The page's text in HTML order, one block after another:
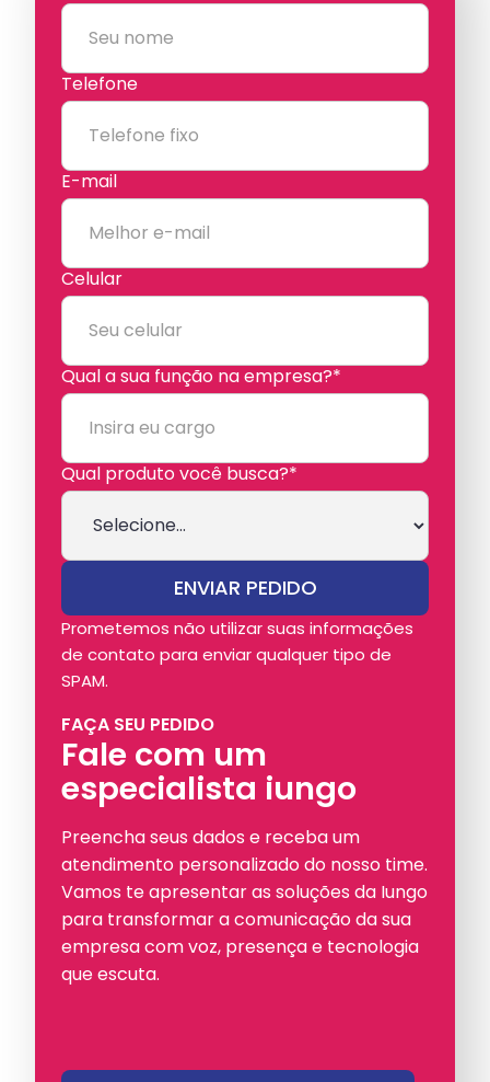
FAÇA SEU PEDIDO
Fale com um
especialista iungo
Preencha seus dados e receba um
atendimento personalizado do nosso time.
Vamos te apresentar as soluções da Iungo
para transformar a comunicação da sua
empresa com voz, presença e tecnologia
que escuta.
Telefone
E-mail
Celular
Qual a sua função na empresa?*
Qual produto você busca?*
Prometemos não utilizar suas informações
de contato para enviar qualquer tipo de
SPAM.